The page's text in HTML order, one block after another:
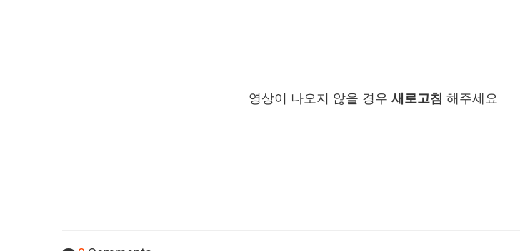
영상이 나오지 않을 경우 새로고침 해주세요